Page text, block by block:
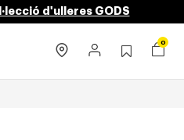
d'ulleres GODS
0